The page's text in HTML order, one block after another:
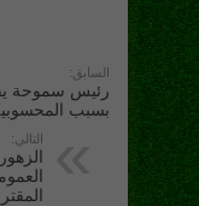
السابق:
رئيس سموحة
بسبب
التالي: